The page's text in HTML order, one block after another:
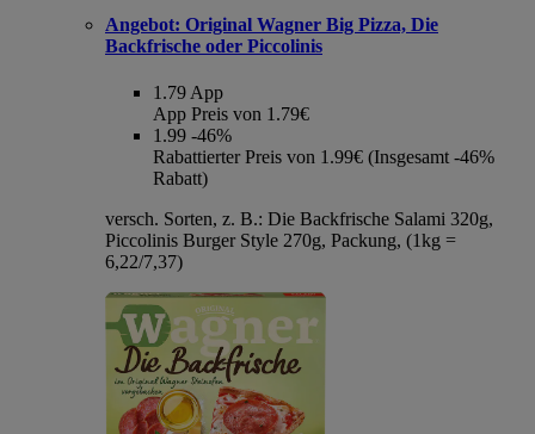
Angebot: Original Wagner Big Pizza, Die
Backfrische oder Piccolinis
1.79 App
App Preis von 1.79€
1.99 -46%
Rabattierter Preis von 1.99€ (Insgesamt -46%
Rabatt)
versch. Sorten, z. B.: Die Backfrische Salami 320g,
Piccolinis Burger Style 270g, Packung, (1kg =
6,22/7,37)